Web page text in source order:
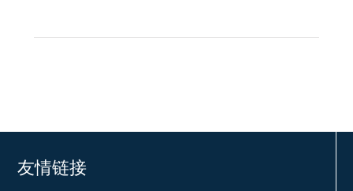
友情链接